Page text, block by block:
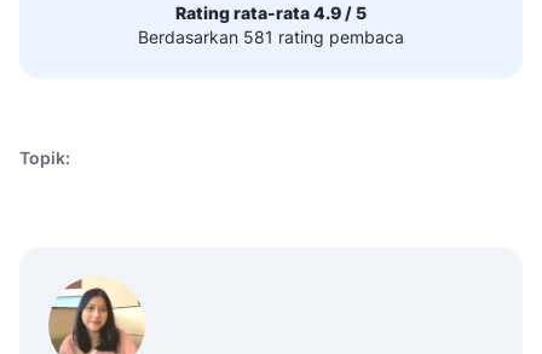
Rating rata-rata 4.9 / 5
Berdasarkan 581 rating pembaca
Topik: